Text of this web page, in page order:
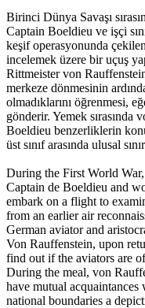
Birinci Dünya Savaşı
Captain Boeldieu ve işçi
keşif operasyonunda
incelemek üzere bir uçuş
Rittmeister von
merkeze dönmesinin
olmadıklarını öğrenmesi,
gönderir. Yemek sırasında
Boeldieu benzerliklerin
üst sınıf arasında ulusal
During the First World
Captain de Boeldieu and
embark on a flight to
from an earlier air
German aviator and
Von Rauffenstein, upon
find out if the aviators are
During the meal, von
have mutual acquaintances
national boundaries a